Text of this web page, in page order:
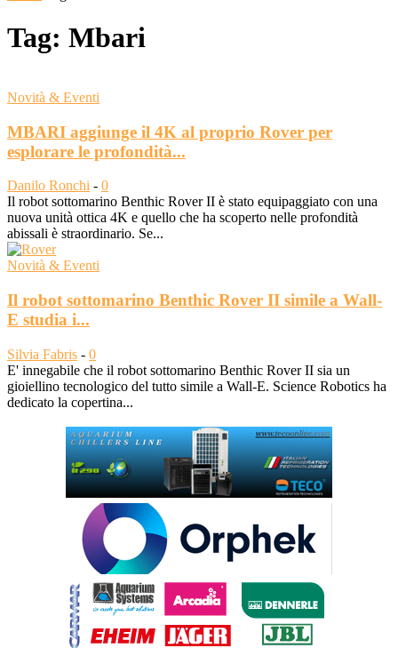
Tag: Mbari
Novità & Eventi
MBARI aggiunge il 4K al proprio Rover per
esplorare le profondità...
Danilo Ronchi - 0
Il robot sottomarino Benthic Rover II è stato equipaggiato con una
nuova unità ottica 4K e quello che ha scoperto nelle profondità
abissali è straordinario. Se...
Novità & Eventi
Il robot sottomarino Benthic Rover II simile a Wall-
E studia i...
Silvia Fabris - 0
E' innegabile che il robot sottomarino Benthic Rover II sia un
gioiellino tecnologico del tutto simile a Wall-E. Science Robotics ha
dedicato la copertina...